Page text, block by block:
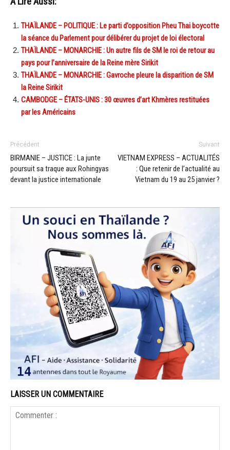
THAÏLANDE – POLITIQUE : Le parti d’opposition Pheu Thai boycotte
la séance du Parlement pour délibérer du projet de loi électoral
THAÏLANDE – MONARCHIE : Un autre fils de SM le roi de retour au
pays pour l’anniversaire de la Reine mère Sirikit
THAÏLANDE – MONARCHIE : Gavroche pleure la disparition de SM
la Reine Sirikit
CAMBODGE – ÉTATS-UNIS : 30 œuvres d’art Khmères restituées
par les Américains
Précédent
BIRMANIE – JUSTICE : La junte
poursuit sa traque aux Rohingyas
devant la justice internationale
Suivant
VIETNAM EXPRESS – ACTUALITÉS
: Que retenir de l’actualité au
Vietnam du 19 au 25 janvier ?
LAISSER UN COMMENTAIRE